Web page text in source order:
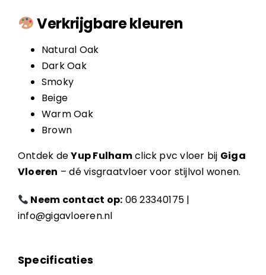
Verkrijgbare kleuren
Natural Oak
Dark Oak
Smoky
Beige
Warm Oak
Brown
Ontdek deYup Fulhamclick pvc vloer bij Giga
Vloeren – dé visgraatvloer voor stijlvol wonen.
Neem contact op: 06 23340175 |
info@gigavloeren.nl
Specificaties